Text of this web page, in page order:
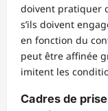
doivent pratiquer
s’ils doivent
en fonction du
peut être affinée
imitent les
Cadres de